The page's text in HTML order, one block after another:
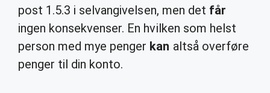
post 1.5.3 i selvangivelsen, men det får
ingen konsekvenser. En hvilken som helst
person med mye penger kan altså overføre
penger til din konto.